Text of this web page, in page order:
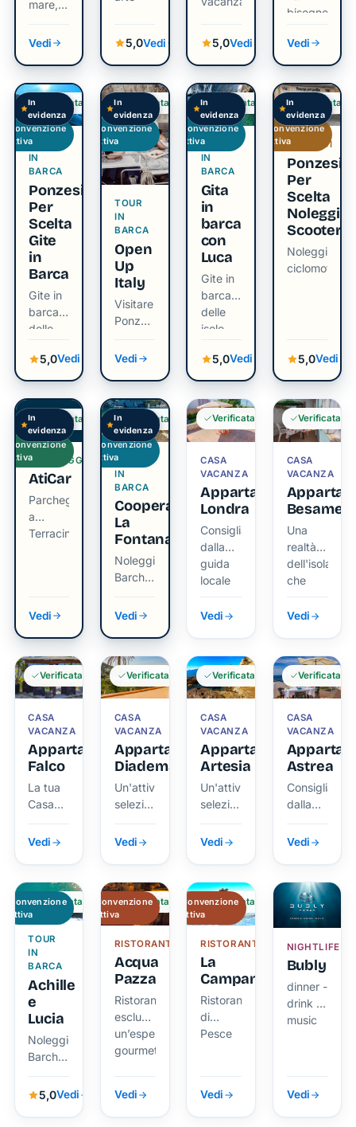
mare,
vicini
alle
Vedi 5,0Vedi 5,0Vedi
bisogno
Vedi
TOUR
IN
BARCA
Ponzesi
Per
Scelta
Gite
in
Barca
Gite in
barca
delle
5,0Vedi
Verificata
Convenzione
attiva
In
evidenza
TOUR
IN
BARCA
Open
Up
Italy
Visitare
Ponza
in un
Giorno
da
Anzio
Vedi
Verificata
Convenzione
attiva
In
evidenza
TOUR
IN
BARCA
Gita
in
barca
con
Luca
Gite in
barca
delle
isole
5,0Vedi
Verificata
Convenzione
attiva
In
evidenza
NOLEGGI
Ponzesi
Per
Scelta
Noleggio
Scooter
Noleggio
ciclomotori
5,0Vedi
Verificata
Convenzione
attiva
In
evidenza
PARCHEGGI
AtiCar
Parcheggio
a
Terracina
Vedi
Verificata
Convenzione
attiva
In
evidenza
TOUR
IN
BARCA
Cooperativa
La
Fontana
Noleggio
Barche
e Gite
Organizzate
Vedi
Verificata
Convenzione
attiva
In
evidenza
CASA
VACANZA
Appartamento
Londra
Consigliata
dalla
guida
locale
di
ViviPonza.
Vedi
Verificata
CASA
VACANZA
Besame
Una
realtà
dell'isola
che
conosciamo
da
Vedi
Verificata
CASA
VACANZA
Appartamento
Falco
La tua
Casa
Vacanza
con
Vedi
Verificata
CASA
VACANZA
Appartamento
Diadema
Un'attività
selezionata
da chi
vive
l'anno.
Vedi
Verificata
CASA
VACANZA
Appartamento
Artesia
Un'attività
selezionata
da chi
vive
l'anno.
Vedi
Verificata
CASA
VACANZA
Astrea
Consigliata
dalla
guida
locale
Vedi
Verificata
TOUR
IN
BARCA
Achille
e
Lucia
Noleggio
Barche
e Gite
Organizzate
5,0Vedi
Verificata
Convenzione
attiva
RISTORANTE
Acqua
Pazza
Ristorante
esclusivo,
un’esperienza
gourmet
Vedi
Verificata
Convenzione
attiva
RISTORANTE
La
Campanella
Ristorante
di
Pesce
Vedi
Verificata
Convenzione
attiva
NIGHTLIFE
Bubly
dinner -
drink -
music
Vedi